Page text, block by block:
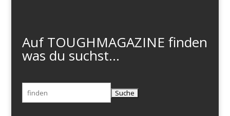
Auf TOUGHMAGAZINE finden
was du suchst...
Suchen
nach: